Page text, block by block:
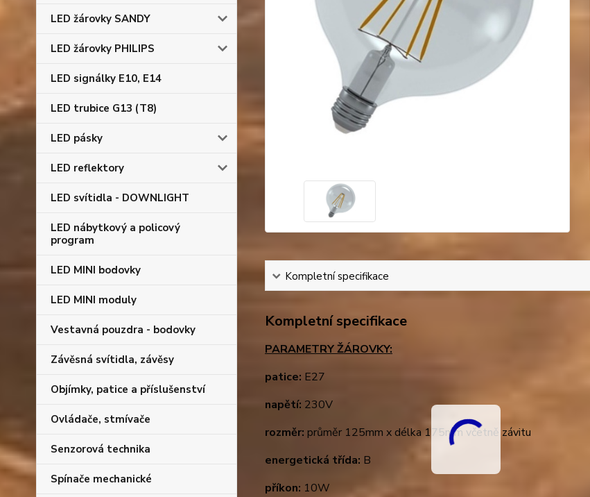
LED žárovky SANDY
LED žárovky PHILIPS
LED signálky E10, E14
LED trubice G13 (T8)
LED pásky
LED reflektory
LED svítidla - DOWNLIGHT
LED nábytkový a policový
program
LED MINI bodovky
LED MINI moduly
Vestavná pouzdra - bodovky
Závěsná svítidla, závěsy
Objímky, patice a příslušenství
Ovládače, stmívače
Senzorová technika
Spínače mechanické
Kompletní specifikace
Kompletní specifikace
PARAMETRY ŽÁROVKY:
patice: E27
napětí: 230V
rozměr: průměr 125mm x délka 175mm včetně závitu
energetická třída: B
příkon: 10W